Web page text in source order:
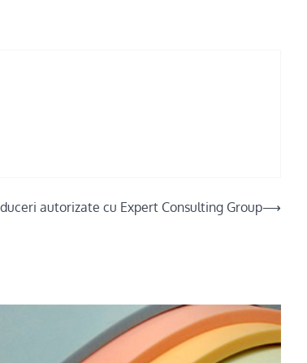
autorizate cu Expert Consulting Group⟶